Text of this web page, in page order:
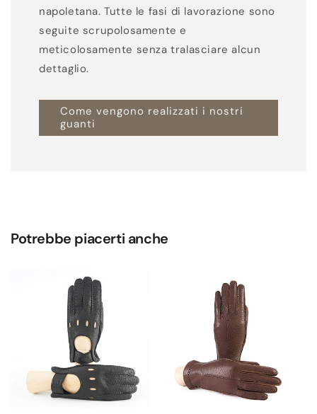
napoletana. Tutte le fasi di lavorazione sono
seguite scrupolosamente e
meticolosamente senza tralasciare alcun
dettaglio.
Come vengono realizzati i nostri
guanti
Potrebbe piacerti anche